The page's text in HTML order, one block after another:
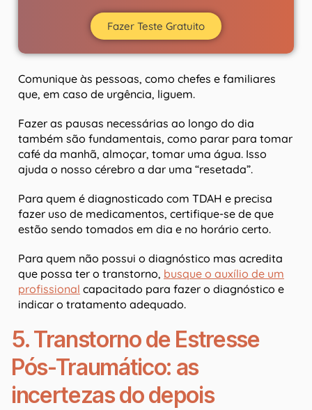
Fazer Teste Gratuito
Comunique às pessoas, como chefes e familiares
que, em caso de urgência, liguem.
Fazer as pausas necessárias ao longo do dia
também são fundamentais, como parar para tomar
café da manhã, almoçar, tomar uma água. Isso
ajuda o nosso cérebro a dar uma “resetada”.
Para quem é diagnosticado com TDAH e precisa
fazer uso de medicamentos, certifique-se de que
estão sendo tomados em dia e no horário certo.
Para quem não possui o diagnóstico mas acredita
que possa ter o transtorno, busque o auxílio de um
profissional capacitado para fazer o diagnóstico e
indicar o tratamento adequado.
5. Transtorno de Estresse
Pós-Traumático: as
incertezas do depois